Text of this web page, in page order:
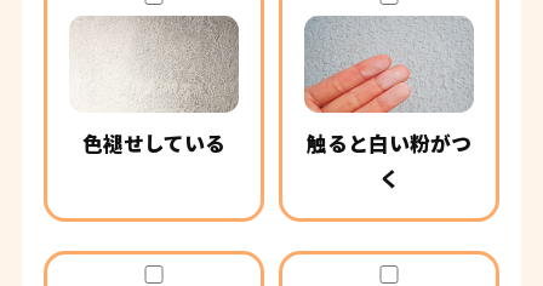
色褪せしている
触ると白い粉がつ
く